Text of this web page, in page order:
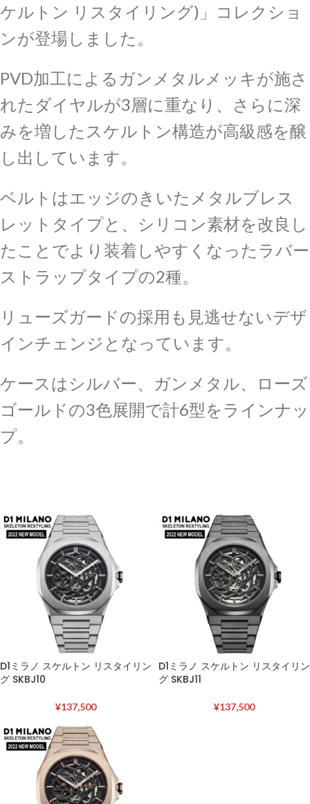
ケルトン リスタイリング)」コレクショ
ンが登場しました。
PVD加工によるガンメタルメッキが施さ
れたダイヤルが3層に重なり、さらに深
みを増したスケルトン構造が高級感を醸
し出しています。
ベルトはエッジのきいたメタルブレス
レットタイプと、シリコン素材を改良し
たことでより装着しやすくなったラバー
ストラップタイプの2種。
リューズガードの採用も見逃せないデザ
インチェンジとなっています。
ケースはシルバー、ガンメタル、ローズ
ゴールドの3色展開で計6型をラインナッ
プ。
D1ミラノ スケルトン リスタイリン
グ SKBJ10
¥137,500
D1ミラノ スケルトン リスタイリン
グ SKBJ11
¥137,500